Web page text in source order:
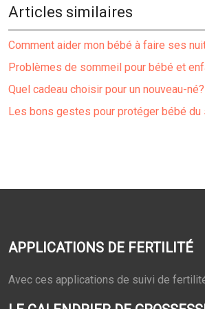
Articles similaires
Comment aider mon bébé à faire ses
Problèmes de sommeil pour bébé et
Quel cadeau choisir pour un nouveau-né?
Les bons gestes pour protéger bébé du
APPLICATIONS DE FERTILITÉ
Avec ces applications de suivi de